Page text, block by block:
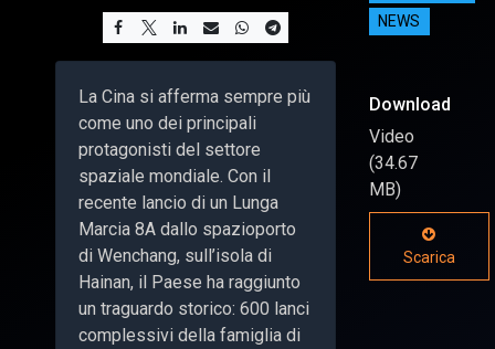
La Cina si afferma sempre più
come uno dei principali
protagonisti del settore
spaziale mondiale. Con il
recente lancio di un Lunga
Marcia 8A dallo spazioporto
di Wenchang, sull’isola di
Hainan, il Paese ha raggiunto
un traguardo storico: 600 lanci
complessivi della famiglia di
NEWS
Download
Video
(34.67
MB)
Scarica